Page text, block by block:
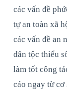
các vấn đề
tự an toàn xã
các vấn đề an
dân tộc thiểu
làm tốt công
cáo ngay từ